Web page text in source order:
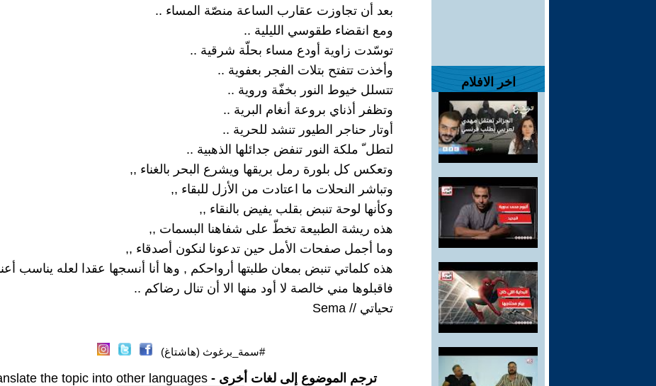
اخر الافلام
بعد أن تجاوزت عقارب الساعة منصّة المساء ..
ومع انقضاء طقوسي الليلية ..
توسّدت زاوية أودع مساء بحلّة شرقية ..
وأخذت تتفتح بتلات الفجر بعفوية ..
تتسلل خيوط النور بخفّة وروية ..
وتظفر أذناي بروعة أنغام البرية ..
أوتار حناجر الطيور تنشد للحرية ..
لتطل ّ ملكة النور تنفض جدائلها الذهبية ..
وتعكس كل بلورة رمل بريقها ويشرع البحر بالغناء ,,
وتباشر النحلات ما اعتادت من الأزل للبقاء ,,
وكأنها لوحة تنبض بقلب يفيض بالنقاء ,,
هذه ريشة الطبيعة تخطّ على شفاهنا البسمات ,,
وما أجمل صفحات الأمل حين تدعونا لنكون أصدقاء ,,
هذه كلماتي تنبض بمعان طلبتها أرواحكم , وها أنا أنسجها عقدا لعله يناسب
فاقبلوها مني خالصة لا أود منها الا أن تنال رضاكم ..
تحياتي // Sema
#سمة_برغوث (هاشتاغ)
ترجم الموضوع إلى لغات أخرى - the topic into other languages